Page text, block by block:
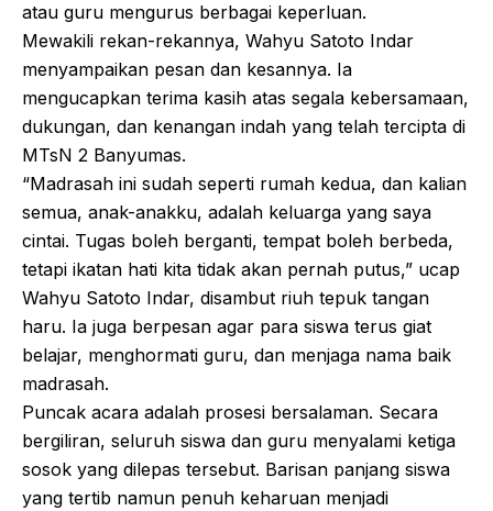
atau guru mengurus berbagai keperluan.
Mewakili rekan-rekannya, Wahyu Satoto Indar
menyampaikan pesan dan kesannya. Ia
mengucapkan terima kasih atas segala kebersamaan,
dukungan, dan kenangan indah yang telah tercipta di
MTsN 2 Banyumas.
“Madrasah ini sudah seperti rumah kedua, dan kalian
semua, anak-anakku, adalah keluarga yang saya
cintai. Tugas boleh berganti, tempat boleh berbeda,
tetapi ikatan hati kita tidak akan pernah putus,” ucap
Wahyu Satoto Indar, disambut riuh tepuk tangan
haru. Ia juga berpesan agar para siswa terus giat
belajar, menghormati guru, dan menjaga nama baik
madrasah.
Puncak acara adalah prosesi bersalaman. Secara
bergiliran, seluruh siswa dan guru menyalami ketiga
sosok yang dilepas tersebut. Barisan panjang siswa
yang tertib namun penuh keharuan menjadi